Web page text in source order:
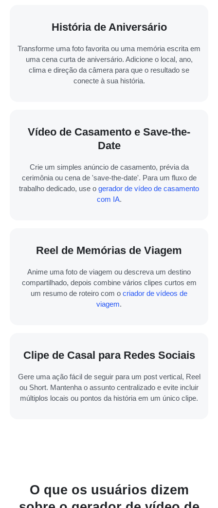
História de Aniversário
Transforme uma foto favorita ou uma memória escrita em
uma cena curta de aniversário. Adicione o local, ano,
clima e direção da câmera para que o resultado se
conecte à sua história.
Vídeo de Casamento e Save-the-
Date
Crie um simples anúncio de casamento, prévia da
cerimônia ou cena de 'save-the-date'. Para um fluxo de
trabalho dedicado, use o gerador de vídeo de casamento
com IA.
Reel de Memórias de Viagem
Anime uma foto de viagem ou descreva um destino
compartilhado, depois combine vários clipes curtos em
um resumo de roteiro com o criador de vídeos de
viagem.
Clipe de Casal para Redes Sociais
Gere uma ação fácil de seguir para um post vertical, Reel
ou Short. Mantenha o assunto centralizado e evite incluir
múltiplos locais ou pontos da história em um único clipe.
O que os usuários dizem